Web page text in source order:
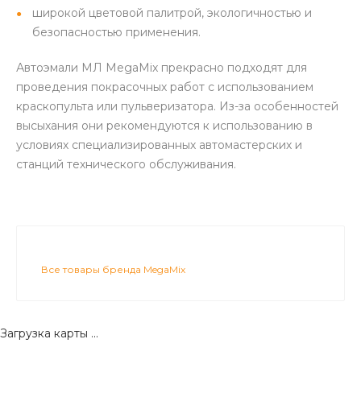
широкой цветовой палитрой, экологичностью и
безопасностью применения.
Автоэмали МЛ MegaMix прекрасно подходят для
проведения покрасочных работ с использованием
краскопульта или пульверизатора. Из-за особенностей
высыхания они рекомендуются к использованию в
условиях специализированных автомастерских и
станций технического обслуживания.
Все товары бренда MegaMix
Загрузка карты ...